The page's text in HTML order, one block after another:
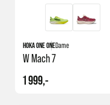
HOKA ONE ONEDame
W Mach 7
1 999,-